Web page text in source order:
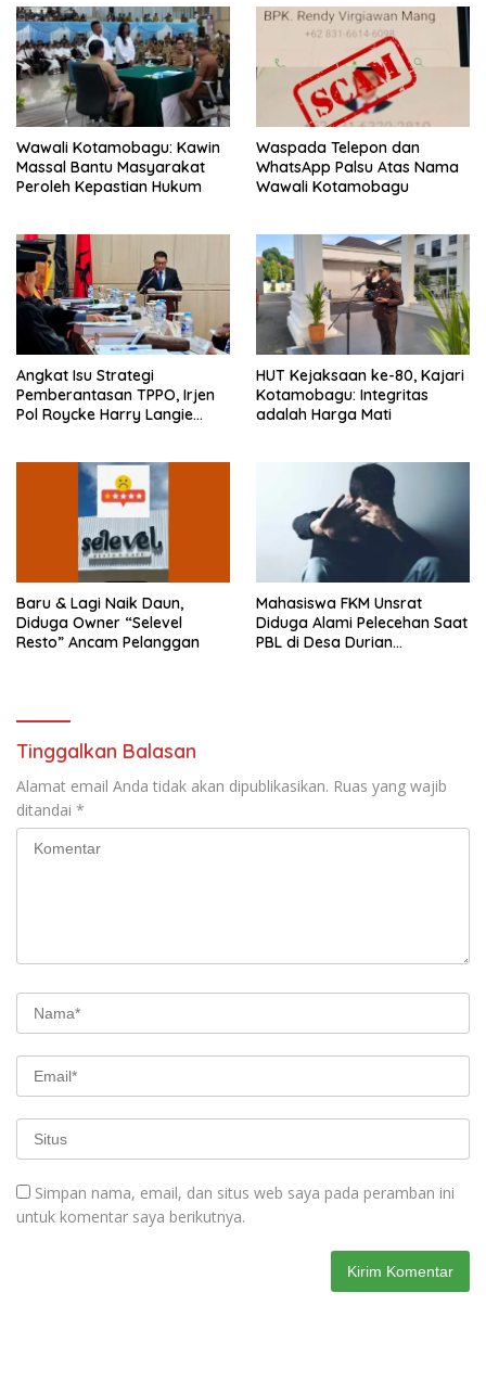
d
a
T
w
i
t
t
e
r
(
M
e
m
b
u
d
i
j
e
n
d
e
a
y
n
g
b
a
n
d
i
F
a
c
e
b
o
o
k
(
M
e
m
k
j
e
n
d
e
l
y
a
n
g
u
Wawali Kotamobagu: Kawin
Massal Bantu Masyarakat
Peroleh Kepastian Hukum
Waspada Telepon dan
WhatsApp Palsu Atas Nama
Wawali Kotamobagu
Angkat Isu Strategi
Pemberantasan TPPO, Irjen
Pol Roycke Harry Langie
HUT Kejaksaan ke-80, Kajari
Kotamobagu: Integritas
adalah Harga Mati
Baru & Lagi Naik Daun,
Diduga Owner “Selevel
Resto” Ancam Pelanggan
Mahasiswa FKM Unsrat
Diduga Alami Pelecehan Saat
PBL di Desa Durian
Tinggalkan Balasan
Alamat email Anda tidak akan dipublikasikan. Ruas yang wajib
ditandai *
Simpan nama, email, dan situs web saya pada peramban ini
untuk komentar saya berikutnya.